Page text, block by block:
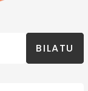
BILATU